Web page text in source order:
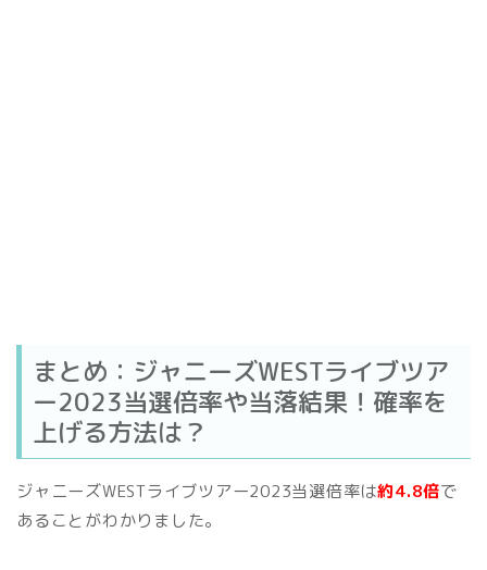
まとめ：ジャニーズWESTライブツア
ー2023当選倍率や当落結果！確率を
上げる方法は？
ジャニーズWESTライブツアー2023当選倍率は約4.8倍で
あることがわかりました。